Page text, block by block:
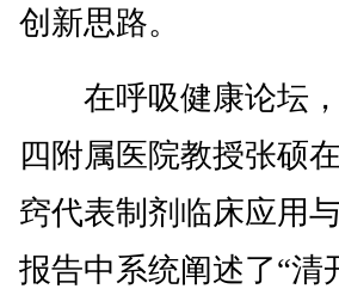
创新思路。
在呼吸健康论坛，
四附属医院教授张硕
窍代表制剂临床应用
报告中系统阐述了“清